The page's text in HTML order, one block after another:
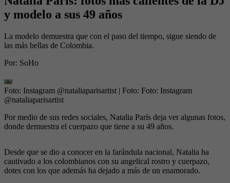
y modelo a sus 49 años
La modelo demuestra que con el paso del tiempo, sigue siendo de
las más bellas de Colombia.
Por: SoHo
Foto: Instagram @nataliaparisartist | Foto: Foto: Instagram
@nataliaparisartist
Por medio de sus redes sociales, Natalia París deja ver algunas fotos,
donde demuestra el cuerpazo que tiene a su 49 años.
Desde que se dio a conocer en la farándula nacional, Natalia ha
cautivado a los colombianos con su angelical rostro y cuerpazo,
dotes con los que además ha dejado a más de un enamorado.